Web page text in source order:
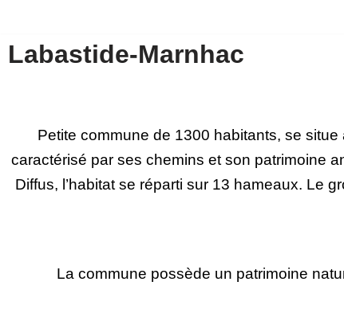
Aller
au
Labastide-Marnhac
Petite commune de 1300 habitants, se
caractérisé par ses chemins et son patrimoine
Diffus, l’habitat se réparti sur 13 hameaux. Le
La commune possède un patrimoine